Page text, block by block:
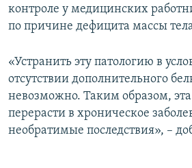
контроле у медицинских
по причине дефицита массы
«Устранить эту патологию в
отсутствии дополнительного
невозможно. Таким образом,
перерасти в хроническое
необратимые последствия», –